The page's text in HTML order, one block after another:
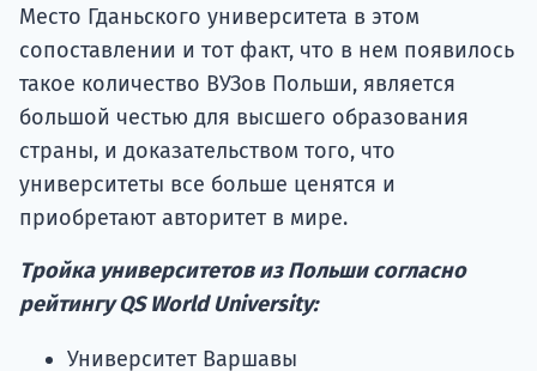
Место Гданьского университета в этом
сопоставлении и тот факт, что в нем появилось
такое количество ВУЗов Польши, является
большой честью для высшего образования
страны, и доказательством того, что
университеты все больше ценятся и
приобретают авторитет в мире.
Тройка университетов из Польши согласно
рейтингу QS World University:
Университет Варшавы